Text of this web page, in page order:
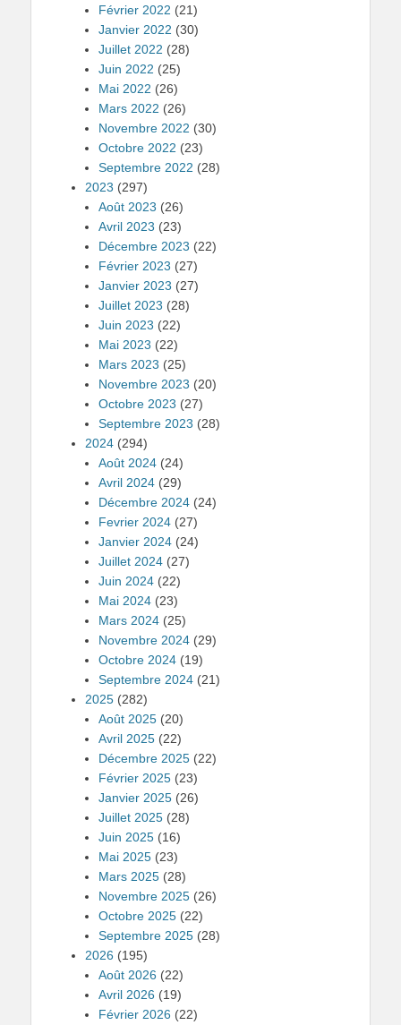
Février 2022 (21)
Janvier 2022 (30)
Juillet 2022 (28)
Juin 2022 (25)
Mai 2022 (26)
Mars 2022 (26)
Novembre 2022 (30)
Octobre 2022 (23)
Septembre 2022 (28)
2023 (297)
Août 2023 (26)
Avril 2023 (23)
Décembre 2023 (22)
Février 2023 (27)
Janvier 2023 (27)
Juillet 2023 (28)
Juin 2023 (22)
Mai 2023 (22)
Mars 2023 (25)
Novembre 2023 (20)
Octobre 2023 (27)
Septembre 2023 (28)
2024 (294)
Août 2024 (24)
Avril 2024 (29)
Décembre 2024 (24)
Fevrier 2024 (27)
Janvier 2024 (24)
Juillet 2024 (27)
Juin 2024 (22)
Mai 2024 (23)
Mars 2024 (25)
Novembre 2024 (29)
Octobre 2024 (19)
Septembre 2024 (21)
2025 (282)
Août 2025 (20)
Avril 2025 (22)
Décembre 2025 (22)
Février 2025 (23)
Janvier 2025 (26)
Juillet 2025 (28)
Juin 2025 (16)
Mai 2025 (23)
Mars 2025 (28)
Novembre 2025 (26)
Octobre 2025 (22)
Septembre 2025 (28)
2026 (195)
Août 2026 (22)
Avril 2026 (19)
Février 2026 (22)